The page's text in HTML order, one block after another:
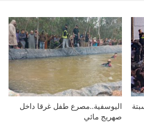
اليوسفية..مصرع طفل غرقا داخل
صهريج مائي